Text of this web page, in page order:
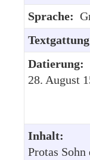
Sprache:
Datierung:
28. August
Inhalt:
Protas